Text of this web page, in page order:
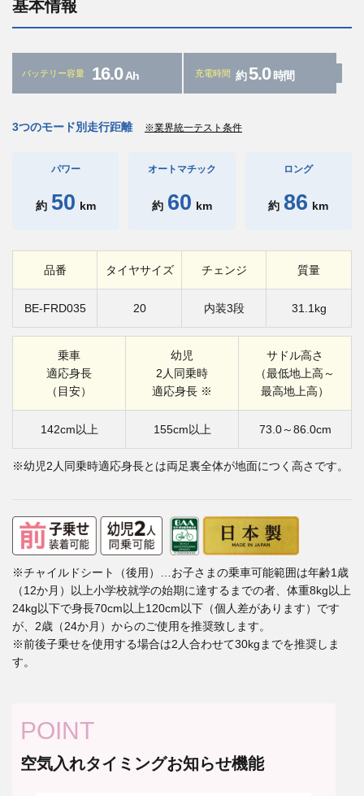
基本情報
バッテリー容量 16.0 Ah 充電時間 約 5.0 時間
3つのモード別走行距離 ※業界統一テスト条件
パワー
約 50 km
オートマチック
約 60 km
ロング
約 86 km
品番 タイヤサイズ チェンジ 質量
BE-FRD035 20 内装3段 31.1kg
乗車
適応身長
（目安）
幼児
2人同乗時
適応身長 ※
サドル高さ
（最低地上高～
最高地上高）
142cm以上 155cm以上 73.0～86.0cm
※幼児2人同乗時適応身長とは両足裏全体が地面につく高さです。
※チャイルドシート（後用）…お子さまの乗車可能範囲は年齢1歳
（12か月）以上小学校就学の始期に達するまでの者、体重8kg以上
24kg以下で身長70cm以上120cm以下（個人差があります）です
が、2歳（24か月）からのご使用を推奨致します。
※前後子乗せを使用する場合は2人合わせて30kgまでを推奨しま
す。
POINT
空気入れタイミングお知らせ機能